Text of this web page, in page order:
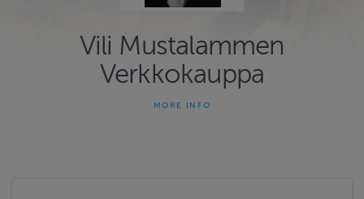
Vili Mustalammen
Verkkokauppa
MORE INFO